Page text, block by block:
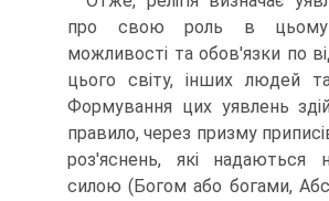
про свою роль в цьому
можливості та обов'язки по
цього світу, інших людей
Формування цих уявлень
правило, через призму
роз'яснень, які надаються
силою (Богом або богами,